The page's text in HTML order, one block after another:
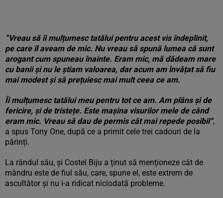
”Vreau să îi mulțumesc tatălui pentru acest vis îndeplinit,
pe care îl aveam de mic. Nu vreau să spună lumea că sunt
arogant cum spuneau înainte. Eram mic, mă dădeam mare
cu banii și nu le știam valoarea, dar acum am învățat să fiu
mai modest și să prețuiesc mai mult ceea ce am.
Îi mulțumesc tatălui meu pentru tot ce am. Am plâns și de
fericire, și de tristețe. Este mașina visurilor mele de când
eram mic. Vreau să dau de permis cât mai repede posibil”,
a spus Tony One, după ce a primit cele trei cadouri de la
părinți.
La rândul său, și Costel Biju a ținut să menționeze cât de
mândru este de fiul său, care, spune el, este extrem de
ascultător și nu i-a ridicat niciodată probleme.